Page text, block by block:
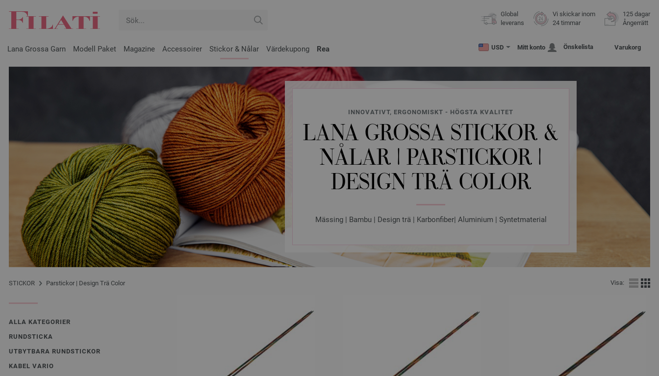
Global
leverans
Vi skickar inom
24 timmar
125 dagar
Ångerrätt
Lana Grossa Garn Modell Paket Magazine Accessoirer Stickor & Nålar Värdekupong Rea USD Mitt konto Önskelista Varukorg
INNOVATIVT, ERGONOMISKT - HÖGSTA KVALITET
LANA GROSSA STICKOR &
NÅLAR | PARSTICKOR |
DESIGN TRÄ COLOR
Mässing | Bambu | Design trä | Karbonfiber| Aluminium | Syntetmaterial
STICKOR Parstickor | Design Trä Color Visa:
ALLA KATEGORIER
RUNDSTICKA
UTBYTBARA RUNDSTICKOR
KABEL VARIO